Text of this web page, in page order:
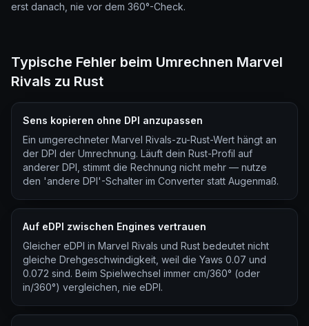
erst danach, nie vor dem 360°-Check.
Typische Fehler beim Umrechnen Marvel
Rivals zu Rust
Sens kopieren ohne DPI anzupassen
Ein umgerechneter Marvel Rivals-zu-Rust-Wert hängt an
der DPI der Umrechnung. Läuft dein Rust-Profil auf
anderer DPI, stimmt die Rechnung nicht mehr — nutze
den 'andere DPI'-Schalter im Converter statt Augenmaß.
Auf eDPI zwischen Engines vertrauen
Gleicher eDPI in Marvel Rivals und Rust bedeutet nicht
gleiche Drehgeschwindigkeit, weil die Yaws 0.07 und
0.072 sind. Beim Spielwechsel immer cm/360° (oder
in/360°) vergleichen, nie eDPI.